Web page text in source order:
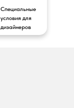
Специальные
условия для
дизайнеров